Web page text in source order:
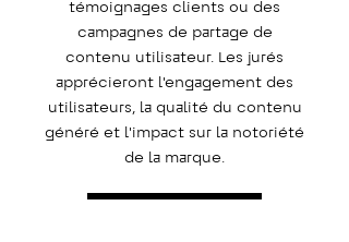
témoignages clients ou des
campagnes de partage de
contenu utilisateur. Les jurés
apprécieront l'engagement des
utilisateurs, la qualité du contenu
généré et l'impact sur la notoriété
de la marque.